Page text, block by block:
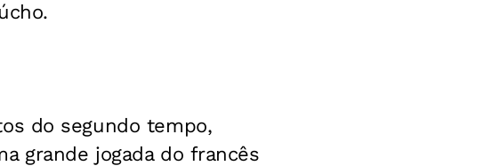
do segundo tempo,
grande jogada do francês